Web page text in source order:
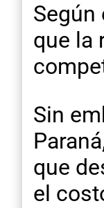
Según
que la
Sin
que
el